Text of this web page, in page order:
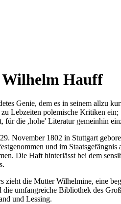
Hauff
Genie, dem es in seinem allzu
Lebzeiten polemische Kritiken
für die ,hohe' Literatur gemeinhin
November 1802 in Stuttgart
und im
Die Haft hinterlässt bei dem
zieht die Mutter Wilhelmine, eine
die umfangreiche Bibliothek des
und Lessing.